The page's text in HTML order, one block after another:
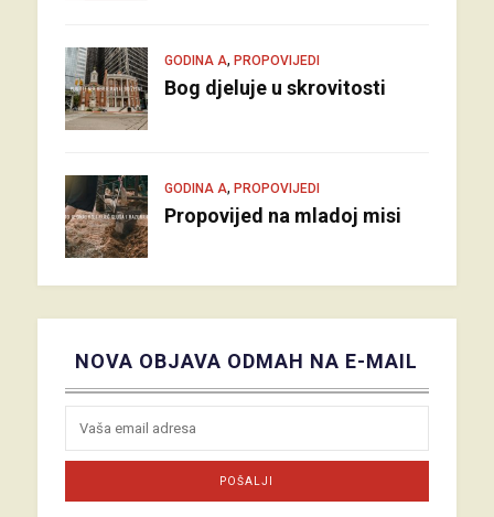
GODINA A, PROPOVIJEDI
Bog djeluje u skrovitosti
GODINA A, PROPOVIJEDI
Propovijed na mladoj misi
NOVA OBJAVA ODMAH NA E-MAIL